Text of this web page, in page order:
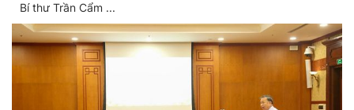
Bí thư Trần Cẩm ...